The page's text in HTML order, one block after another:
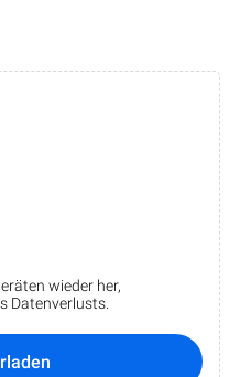
wieder her,
Datenverlusts.